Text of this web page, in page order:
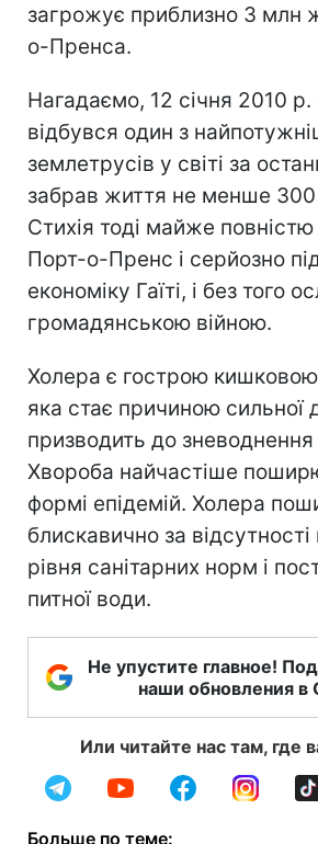
загрожує приблизно 3 млн
о-Пренса.
Нагадаємо, 12 січня 2010 р.
відбувся один з
землетрусів у світі за
забрав життя не менше 300
Стихія тоді майже
Порт-о-Пренс і серйозно
економіку Гаїті, і без того
громадянською війною.
Холера є гострою кишковою
яка стає причиною сильної
призводить до зневоднення
Хвороба найчастіше
формі епідемій. Холера
блискавично за
рівня санітарних норм і
питної води.
Не упустите главное!
наши обновления в
Или читайте нас там, где
Больше по теме: